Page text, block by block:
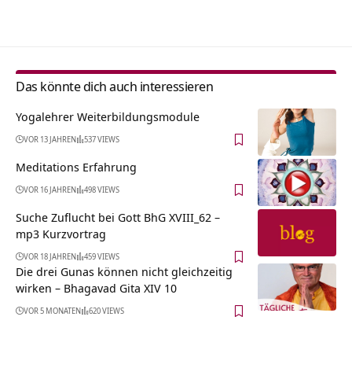
Das könnte dich auch interessieren
Yogalehrer Weiterbildungsmodule
VOR 13 JAHREN 537 VIEWS
Meditations Erfahrung
VOR 16 JAHREN 498 VIEWS
Suche Zuflucht bei Gott BhG XVIII_62 –
mp3 Kurzvortrag
VOR 18 JAHREN 459 VIEWS
Die drei Gunas können nicht gleichzeitig
wirken – Bhagavad Gita XIV 10
VOR 5 MONATEN 620 VIEWS